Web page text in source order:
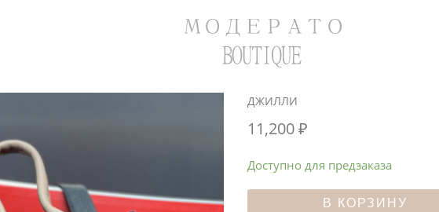
ДЖИЛЛИ
11,200₽
Доступно для предзаказа
В КОРЗИНУ